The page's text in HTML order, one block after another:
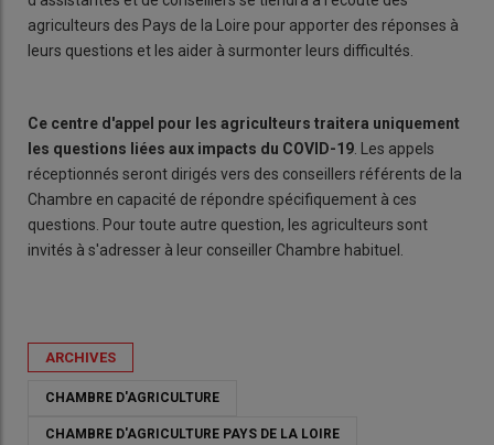
agriculteurs des Pays de la Loire pour apporter des réponses à
leurs questions et les aider à surmonter leurs difficultés.
Ce centre d'appel pour les agriculteurs traitera uniquement
les questions liées aux impacts du COVID-19 . Les appels
réceptionnés seront dirigés vers des conseillers référents de la
Chambre en capacité de répondre spécifiquement à ces
questions. Pour toute autre question, les agriculteurs sont
invités à s'adresser à leur conseiller Chambre habituel.
ARCHIVES
CHAMBRE D'AGRICULTURE
CHAMBRE D'AGRICULTURE PAYS DE LA LOIRE